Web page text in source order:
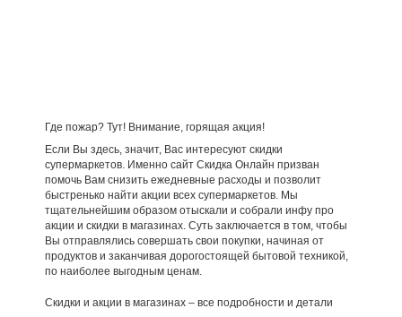
Где пожар? Тут! Внимание, горящая акция!
Если Вы здесь, значит, Вас интересуют скидки
супермаркетов. Именно сайт Скидка Онлайн призван
помочь Вам снизить ежедневные расходы и позволит
быстренько найти акции всех супермаркетов. Мы
тщательнейшим образом отыскали и собрали инфу про
акции и скидки в магазинах. Суть заключается в том, чтобы
Вы отправлялись совершать свои покупки, начиная от
продуктов и заканчивая дорогостоящей бытовой техникой,
по наиболее выгодным ценам.
Скидки и акции в магазинах – все подробности и детали